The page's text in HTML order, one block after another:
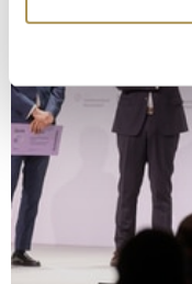
erfassen,
bestimmten
Erfahren Sie mehr
verarbeitet werden,
Abschnitt
Wir verwenden
personalisieren,